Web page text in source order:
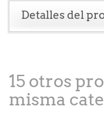
Detalles del
15 otros
misma